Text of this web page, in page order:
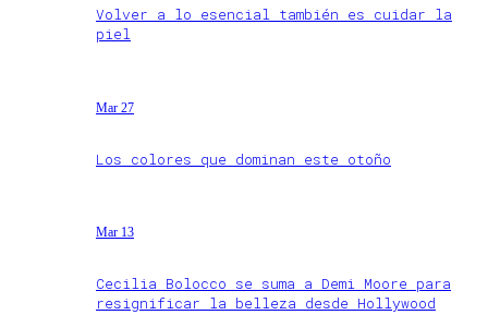
Volver a lo esencial también es cuidar la
piel
Mar 27
Los colores que dominan este otoño
Mar 13
Cecilia Bolocco se suma a Demi Moore para
resignificar la belleza desde Hollywood